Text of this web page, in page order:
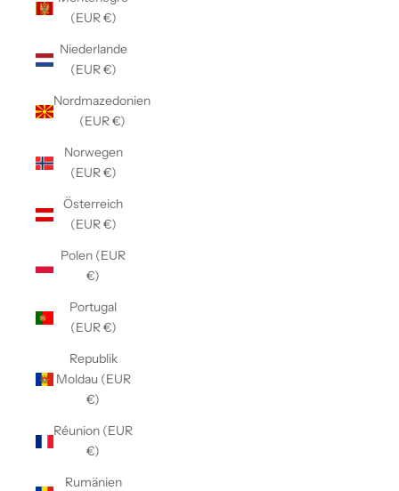
(EUR €)
Niederlande
(EUR €)
Nordmazedonien
(EUR €)
Norwegen
(EUR €)
Österreich
(EUR €)
Polen (EUR
€)
Portugal
(EUR €)
Republik
Moldau (EUR
€)
Réunion (EUR
€)
Rumänien